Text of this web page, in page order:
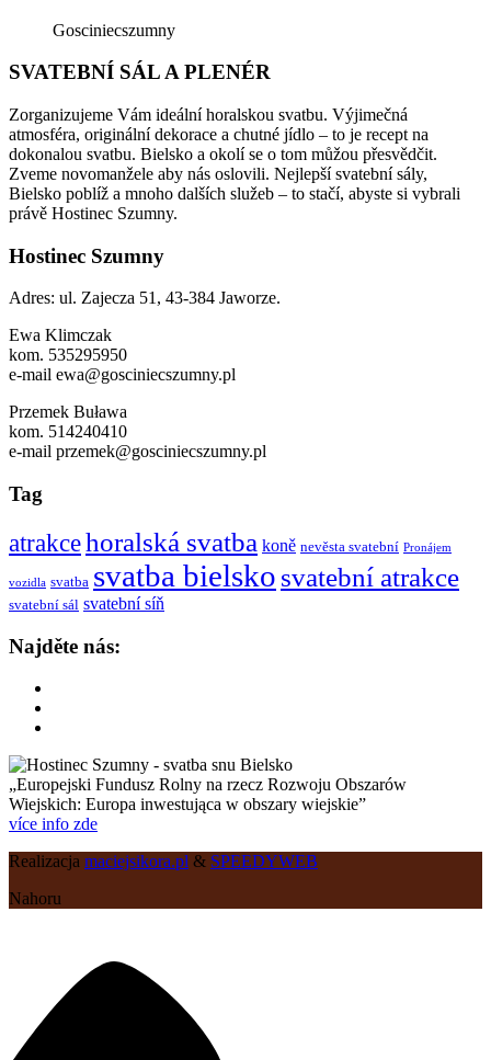
Gosciniecszumny
SVATEBNÍ SÁL A PLENÉR
Zorganizujeme Vám ideální horalskou svatbu. Výjimečná
atmosféra, originální dekorace a chutné jídlo – to je recept na
dokonalou svatbu. Bielsko a okolí se o tom můžou přesvědčit.
Zveme novomanžele aby nás oslovili. Nejlepší svatební sály,
Bielsko poblíž a mnoho dalších služeb – to stačí, abyste si vybrali
právě Hostinec Szumny.
Hostinec Szumny
Adres: ul. Zajecza 51, 43-384 Jaworze.
Ewa Klimczak
kom. 535295950
e-mail ewa@gosciniecszumny.pl
Przemek Buława
kom. 514240410
e-mail przemek@gosciniecszumny.pl
Tag
atrakcehoralská svatba koně nevěsta svatební Pronájem
vozidla svatba svatba bielsko svatební atrakce
svatební sál svatební síň
Najděte nás:
„Europejski Fundusz Rolny na rzecz Rozwoju Obszarów
Wiejskich: Europa inwestująca w obszary wiejskie”
více info zde
Realizacja maciejsikora.pl & SPEEDYWEB
Nahoru